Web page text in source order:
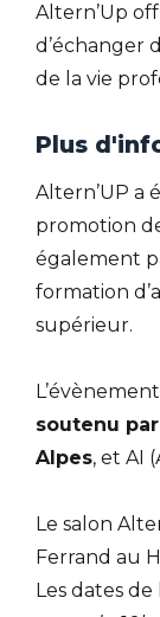
Altern’Up
d’échanger
de la vie
Plus
Altern’UP a
promotion
également
formation
supérieur.
soutenu
Alpes, et AI
Le salon
Ferrand au
Les dates